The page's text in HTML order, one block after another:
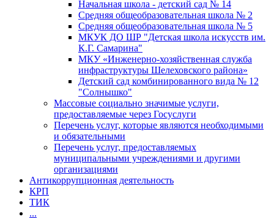
Начальная школа - детский сад № 14
Средняя общеобразовательная школа № 2
Средняя общеобразовательная школа № 5
МКУК ДО ШР "Детская школа искусств им.
К.Г. Самарина"
МКУ «Инженерно-хозяйственная служба
инфраструктуры Шелеховского района»
Детский сад комбинированного вида № 12
"Солнышко"
Массовые социально значимые услуги,
предоставляемые через Госуслуги
Перечень услуг, которые являются необходимыми
и обязательными
Перечень услуг, предоставляемых
муниципальными учреждениями и другими
организациями
Антикоррупционная деятельность
КРП
ТИК
...